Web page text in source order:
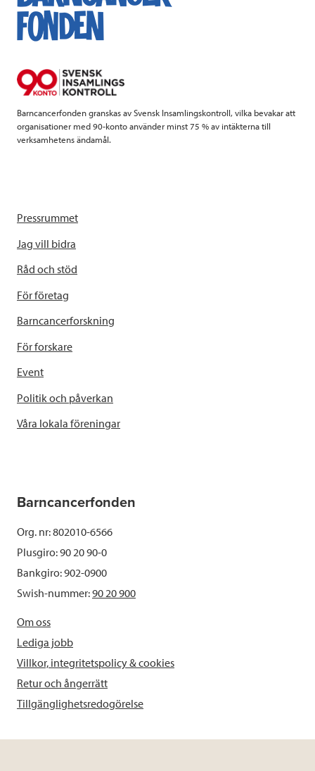
b
k
t
e
Barncancerfonden granskas av Svensk Insamlingskontroll, vilka bevakar att
organisationer med 90-konto använder minst 75 % av intäkterna till
verksamhetens ändamål.
Pressrummet
Jag vill bidra
Råd och stöd
För företag
Barncancerforskning
För forskare
Event
Politik och påverkan
Våra lokala föreningar
Barncancerfonden
Org. nr: 802010-6566
Plusgiro: 90 20 90-0
Bankgiro: 902-0900
Swish-nummer:90 20 900
Om oss
Lediga jobb
Villkor, integritetspolicy & cookies
Retur och ångerrätt
Tillgänglighetsredogörelse